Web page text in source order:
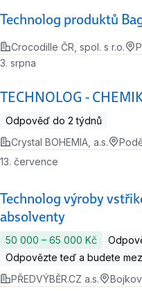
Technolog produktů
Crocodille ČR, spol. s r.o.
TECHNOLOG -
3. srpna
Odpověď do 2 týdnů
Crystal BOHEMIA, a.s.
Technolog výroby
absolventy
13. července
50 000 ‍–‍ 65 000 Kč
Odpovězte teď a budete
PŘEDVÝBĚR.CZ a.s.